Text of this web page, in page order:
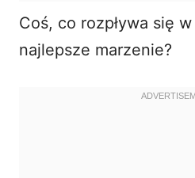
Coś, co rozpływa się
najlepsze marzenie?